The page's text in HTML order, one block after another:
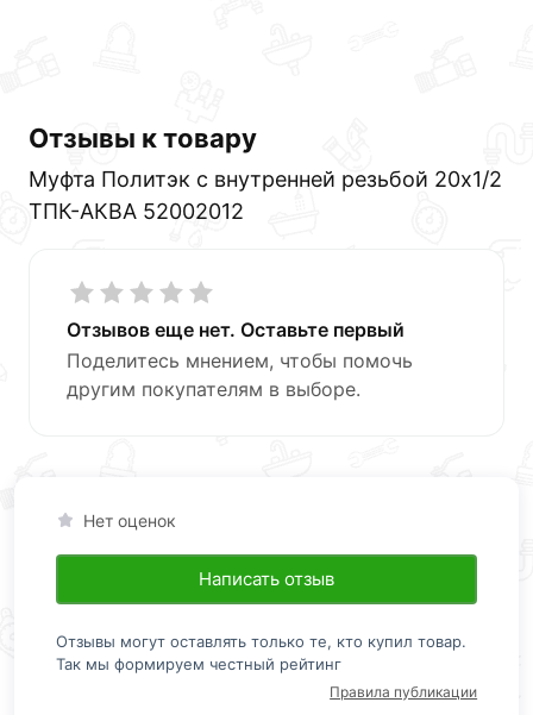
Отзывы к товару
Муфта Политэк с внутренней резьбой 20х1/2
ТПК-АКВА 52002012
Отзывов еще нет. Оставьте первый
Поделитесь мнением, чтобы помочь
другим покупателям в выборе.
Нет оценок
Написать отзыв
Отзывы могут оставлять только те, кто купил товар.
Так мы формируем честный рейтинг
Правила публикации